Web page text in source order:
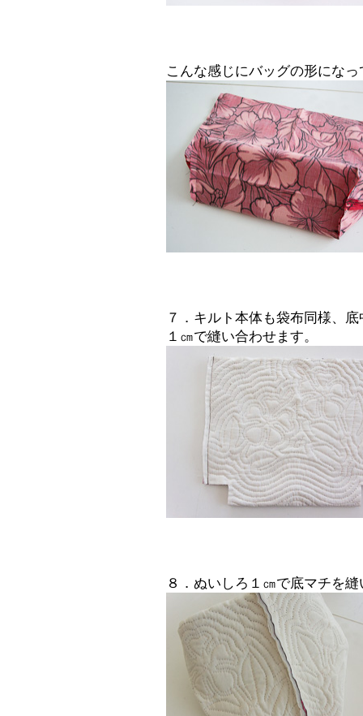
こんな感じにバッグの形にな
７．キルト本体も袋布同様、
１㎝で縫い合わせます。
８．ぬいしろ１㎝で底マチを